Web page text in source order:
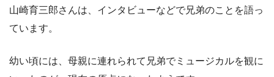
山崎育三郎さんは、インタビューなどで兄弟のことを語っ
ています。
幼い頃には、母親に連れられて兄弟でミュージカルを観に